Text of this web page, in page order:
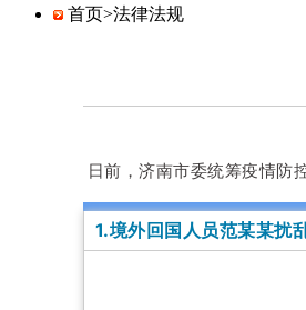
首页>法律法规
日前，济南市委统筹疫情防
1.境外回国人员范某某扰